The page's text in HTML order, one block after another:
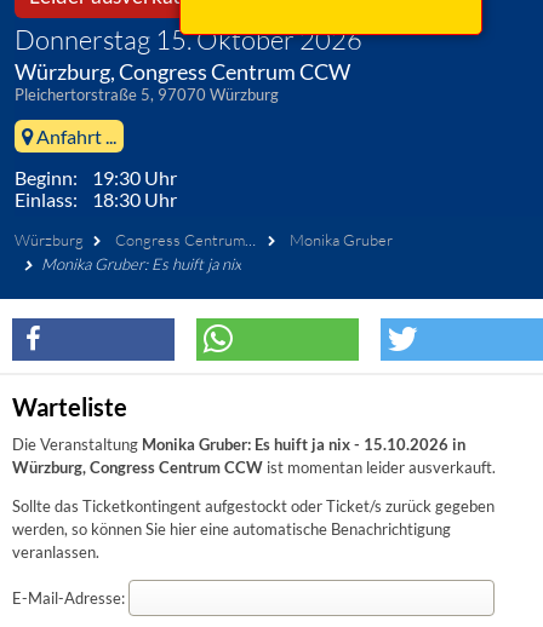
Donnerstag 15. Oktober 2026
Würzburg, Congress Centrum CCW
Pleichertorstraße 5, 97070 Würzburg
Anfahrt ...
Beginn: 19:30 Uhr
Einlass: 18:30 Uhr
Würzburg Congress Centrum CCW
Monika Gruber
Monika Gruber: Es huift ja nix
Warteliste
Die Veranstaltung Monika Gruber: Es huift ja nix - 15.10.2026 in
Würzburg, Congress Centrum CCW ist momentan leider ausverkauft.
Sollte das Ticketkontingent aufgestockt oder Ticket/s zurück gegeben
werden, so können Sie hier eine automatische Benachrichtigung
veranlassen.
E-Mail-Adresse: